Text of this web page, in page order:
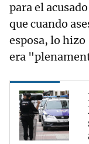
para el
que cuando
esposa, lo
era